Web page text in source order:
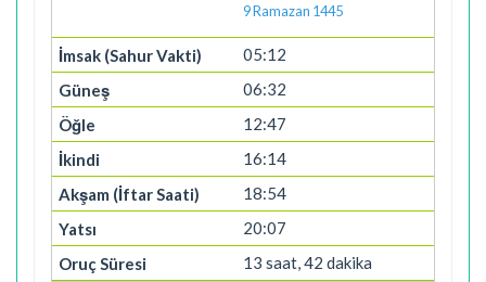
9 Ramazan 1445
05:12
06:32
12:47
16:14
18:54
20:07
13 saat, 42 dakika